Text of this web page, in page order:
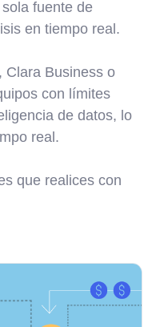
fuente de
en tiempo real.
Clara Business o
con límites
de datos, lo
real.
que realices con